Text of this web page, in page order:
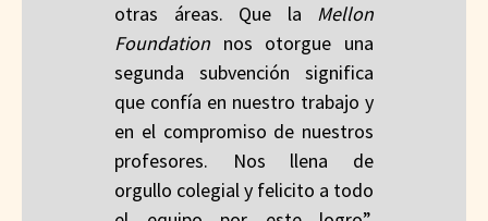
otras áreas. Que la Mellon
Foundation nos otorgue una
segunda subvención significa
que confía en nuestro trabajo y
en el compromiso de nuestros
profesores. Nos llena de
orgullo colegial y felicito a todo